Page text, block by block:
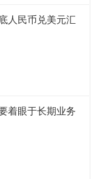
人民币兑美元汇
着眼于长期业务